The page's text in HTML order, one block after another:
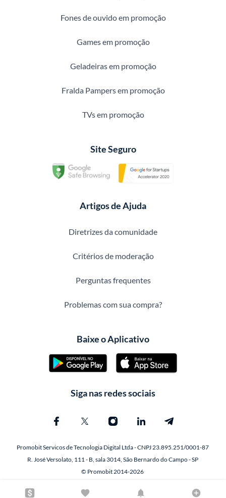
Fones de ouvido em promoção
Games em promoção
Geladeiras em promoção
Fralda Pampers em promoção
TVs em promoção
Site Seguro
Artigos de Ajuda
Diretrizes da comunidade
Critérios de moderação
Perguntas frequentes
Problemas com sua compra?
Baixe o Aplicativo
Siga nas redes sociais
Promobit Servicos de Tecnologia Digital Ltda - CNPJ 23.895.251/0001-87
R. José Versolato, 111 - B, sala 3014, São Bernardo do Campo - SP
© Promobit 2014-2026